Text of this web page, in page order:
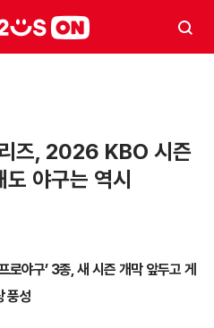
리즈, 2026 KBO 시즌
야구는 역시
로야구’ 3종, 새 시즌 개막 앞두고 게
풍성